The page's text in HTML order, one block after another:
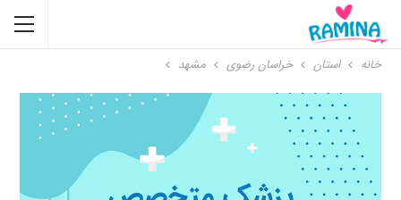
خانه استان خراسان رضوی مشهد